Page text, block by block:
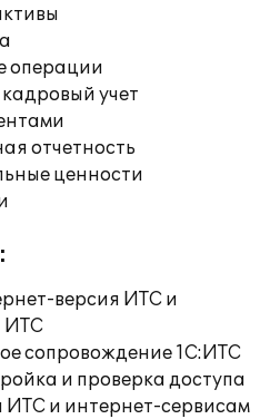
операции
учет
отчетность
ценности
версия ИТС и
ИТС
сопровождение 1С:ИТС
и проверка доступа
ИТС и интернет-сервисам